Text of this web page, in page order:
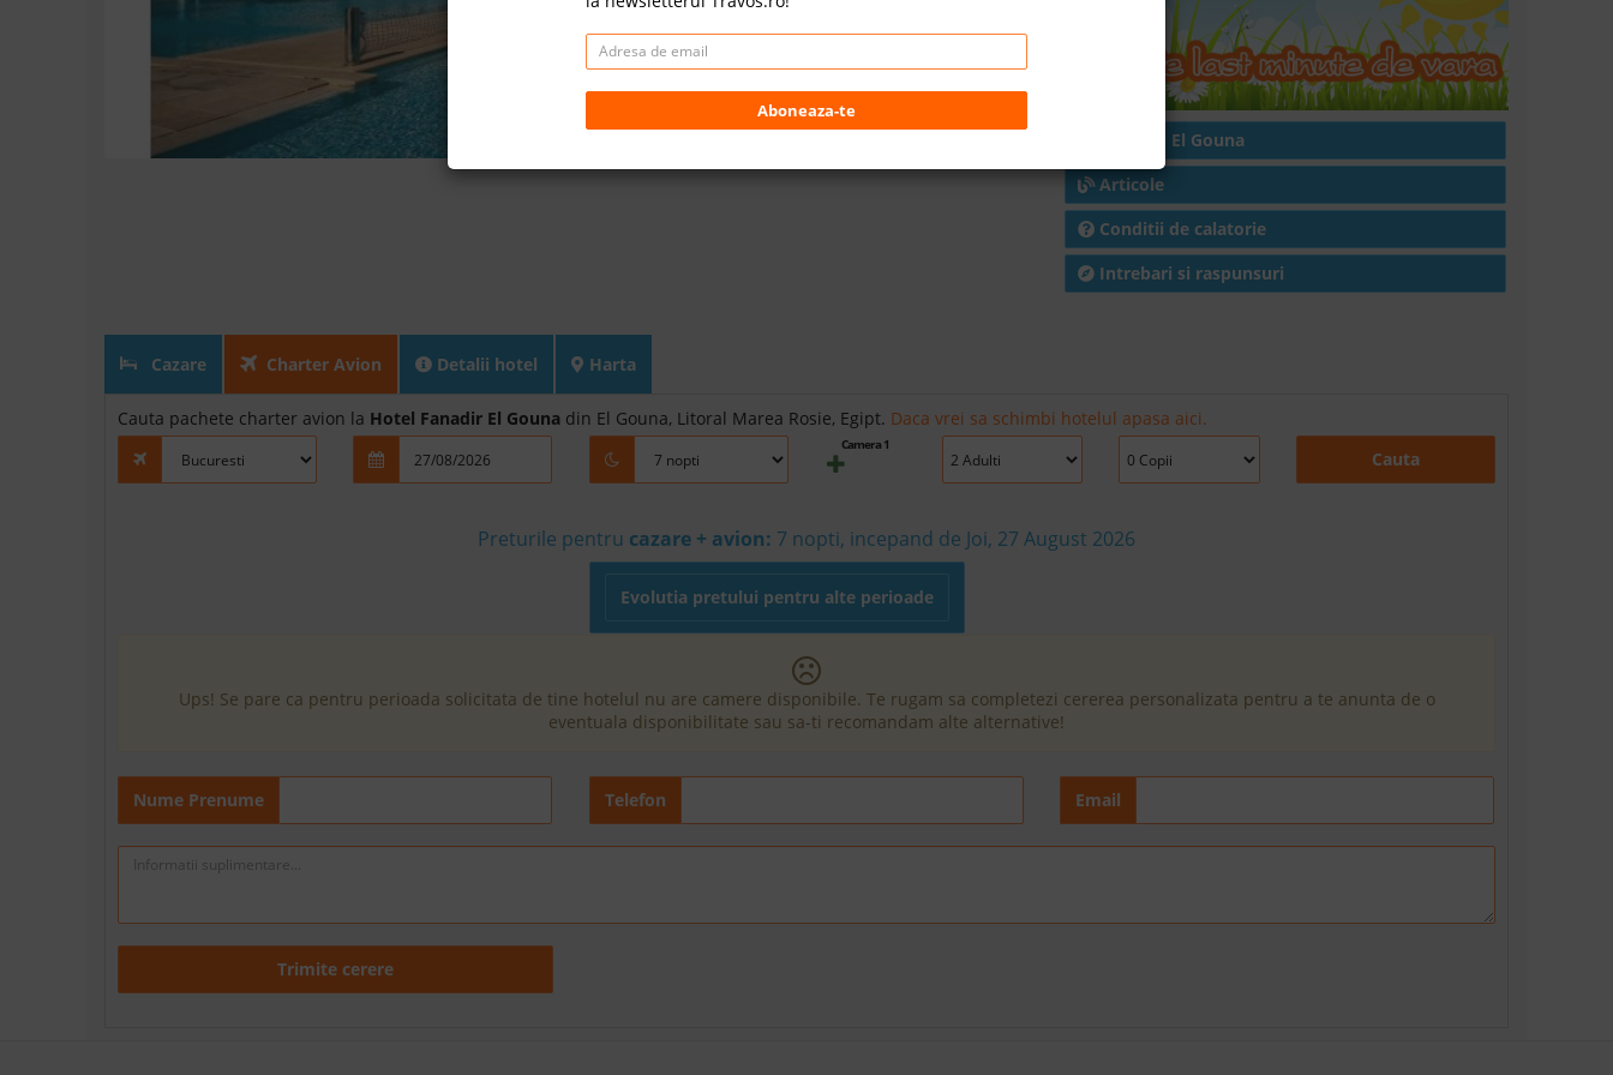
Hoteluri in El Gouna
Articole
Conditii de calatorie
Intrebari si raspunsuri
Cazare Charter Avion Detalii hotel Harta
Cauta pachete charter avion la Hotel Fanadir El Gouna din El Gouna, Litoral Marea Rosie, Egipt. Daca vrei sa schimbi hotelul apasa aici.
Camera 1
Cauta
Preturile pentru cazare + avion: 7 nopti, incepand de Joi, 27 August 2026
Evolutia pretului pentru alte perioade
Ups! Se pare ca pentru perioada solicitata de tine hotelul nu are camere disponibile. Te rugam sa completezi cererea personalizata pentru a te anunta de o
eventuala disponibilitate sau sa-ti recomandam alte alternative!
Nume Prenume Telefon Email
Trimite cerere
Aboneaza-te